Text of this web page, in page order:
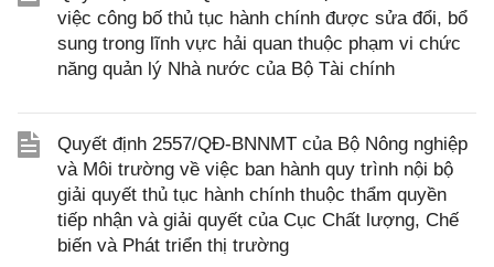
việc công bố thủ tục hành chính được sửa đổi, bổ
sung trong lĩnh vực hải quan thuộc phạm vi chức
năng quản lý Nhà nước của Bộ Tài chính
Quyết định 2557/QĐ-BNNMT của Bộ Nông nghiệp
và Môi trường về việc ban hành quy trình nội bộ
giải quyết thủ tục hành chính thuộc thẩm quyền
tiếp nhận và giải quyết của Cục Chất lượng, Chế
biến và Phát triển thị trường